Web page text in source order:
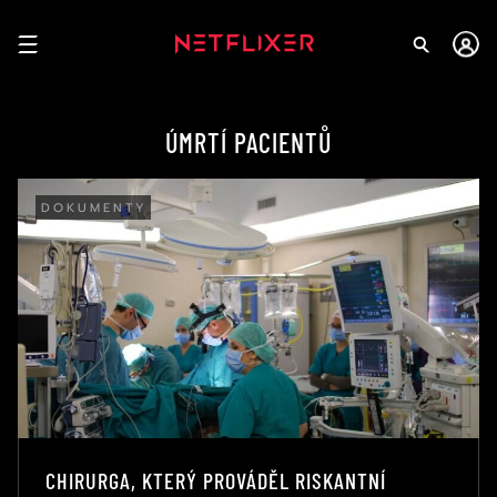
ÚMRTÍ PACIENTŮ
DOKUMENTY
CHIRURGA, KTERÝ PROVÁDĚL RISKANTNÍ